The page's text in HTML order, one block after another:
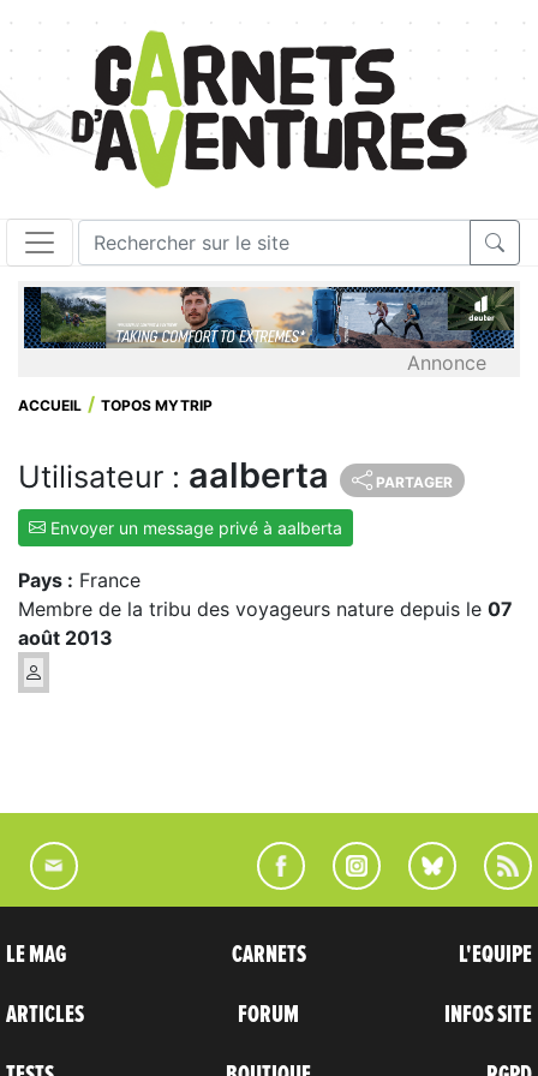
Annonce
ACCUEIL TOPOS MYTRIP
Utilisateur : aalberta PARTAGER
Envoyer un message privé à aalberta
Pays : France
Membre de la tribu des voyageurs nature depuis le 07
août 2013
LE MAG
ARTICLES
CARNETS
FORUM
L'EQUIPE
INFOS SITE